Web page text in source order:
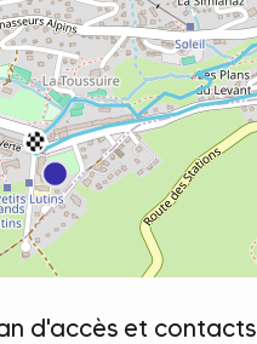
d'accès et contacts